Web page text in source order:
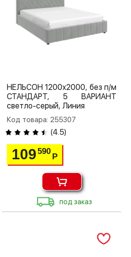
НЕЛЬСОН 1200х2000, без п/м
СТАНДАРТ, 5 ВАРИАНТ
светло-серый, Линия
Код товара: 255307
(4.5)
109590
Р
под заказ